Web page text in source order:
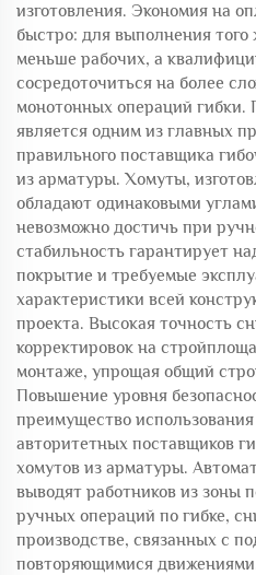
изготовления. Экономия на
быстро: для выполнения того
меньше рабочих, а
сосредоточиться на более
монотонных операций гибки.
является одним из главных
правильного поставщика
из арматуры. Хомуты,
обладают одинаковыми
невозможно достичь при
стабильность гарантирует
покрытие и требуемые
характеристики всей
проекта. Высокая точность
корректировок на
монтаже, упрощая общий
Повышение уровня
преимущество
авторитетных поставщиков
хомутов из арматуры.
выводят работников из зоны
ручных операций по гибке,
производстве, связанных с
повторяющимися